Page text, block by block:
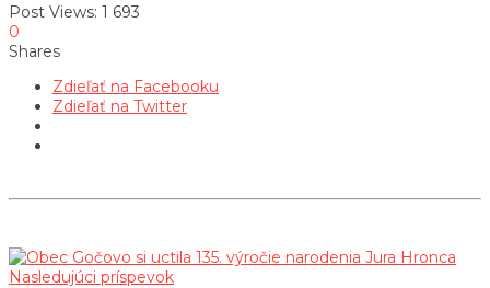
Post Views: 1 693
0
Shares
Zdieľať na Facebooku
Zdieľať na Twitter
Nasledujúci príspevok